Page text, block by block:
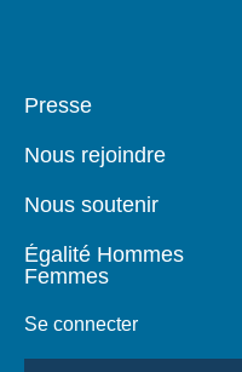
Pied
Presse
Nous rejoindre
Nous soutenir
Égalité Hommes
Femmes
Se connecter